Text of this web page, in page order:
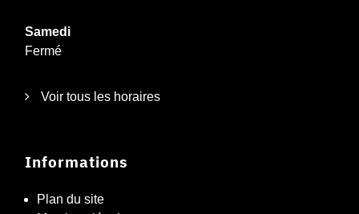
Samedi
Fermé
Voir tous les horaires
Informations
Plan du site